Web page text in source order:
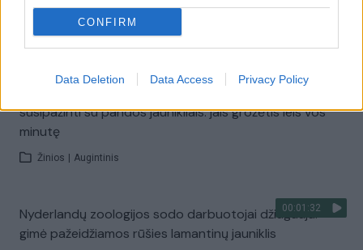
CONFIRM
Data Deletion Data Access Privacy Policy
žingsniai į išorinį pasaulį
Žinios | Pasaulis
00:01:02
susipažinti su pandos jaunikliais: jais grožėtis leis vos
minutę
Žinios Augintinis
00:01:32
Nyderlandų zoologijos sodo darbuotojai džiūgauja:
gimė pažeidžiamos rūšies lamantinų jauniklis